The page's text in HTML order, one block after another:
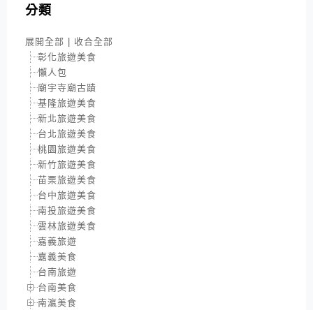
分類
展開全部 | 收合全部
彰化旅遊美食
懶人包
廟宇寺廟古蹟
基隆旅遊美食
新北旅遊美食
台北旅遊美食
桃園旅遊美食
新竹旅遊美食
苗栗旅遊美食
台中旅遊美食
南投旅遊美食
雲林旅遊美食
嘉義旅遊
嘉義美食
台南旅遊
台南美食
南瀛美食